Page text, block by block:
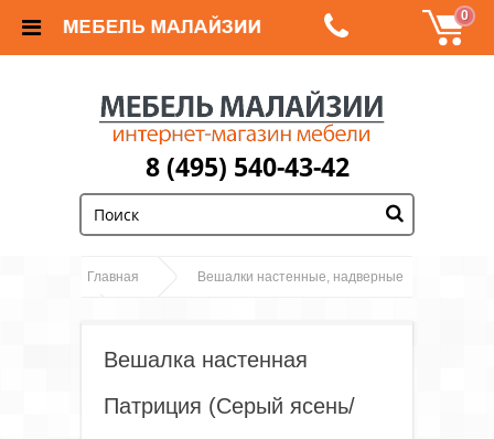
0
8 (495) 540-43-42
Главная Вешалки настенные, надверные
ткань V19)
Вешалка настенная
Патриция (Серый ясень/